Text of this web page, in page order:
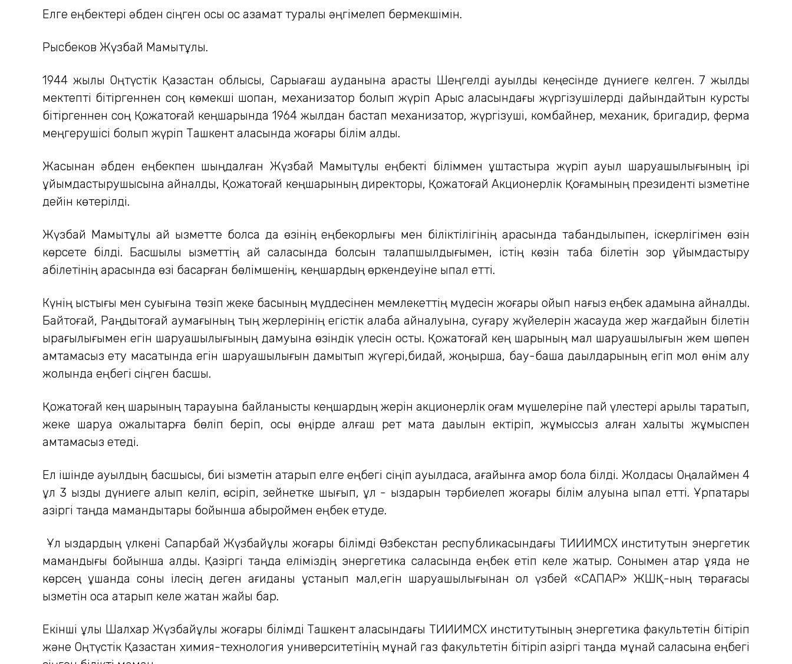
Елге еңбектері әбден сіңген осы қос азамат туралы әңгімелеп бермекшімін.
Рысбеков Жүзбай Мамытұлы.
1944 жылы Оңтүстік Қазақстан облысы, Сарыағаш ауданына қарасты Шеңгелді ауылдық кеңесінде дүниеге келген. 7 жылдық
мектепті бітіргеннен соң көмекші шопан, механизатор болып жүріп Арыс қаласындағы жүргізушілерді дайындайтын курсты
бітіргеннен соң Қожатоғай кеңшарында 1964 жылдан бастап механизатор, жүргізуші, комбайнер, механик, бригадир, ферма
меңгерушісі болып жүріп Ташкент қаласында жоғары білім алды.
Жасынан әбден еңбекпен шыңдалған Жүзбай Мамытұлы еңбекті біліммен ұштастыра жүріп ауыл шаруашылығының ірі
ұйымдастырушысына айналды, Қожатоғай кеңшарының директоры, Қожатоғай Акционерлік Қоғамының президенті қызметіне
дейін көтерілді.
Жүзбай Мамытұлы қай қызметте болса да өзінің еңбекқорлығы мен біліктілігінің арқасында табандылықпен, іскерлігімен өзін
көрсете білді. Басшылық қызметтің қай саласында болсын талапшылдығымен, істің көзін таба білетін зор ұйымдастыру
қабілетінің арқасында өзі басқарған бөлімшенің, кеңшардың өркендеуіне ықпал етті.
Күнің ыстығы мен суығына төзіп жеке басының мүддесінен мемлекеттің мүдесін жоғары қойып нағыз еңбек адамына айналды.
Байтоғай, Раңдытоғай аумағының тың жерлерінің егістік алқабқа айналуына, суғару жүйелерін жасауда жер жағдайын білетін
қырағылығымен егін шаруашылығының дамуына өзіндік үлесін қосты. Қожатоғай кең шарының мал шаруашылығын жем шөпен
қамтамасыз ету мақсатында егін шаруашылығын дамытып жүгері,бидай, жоңыршқа, бау-бақша дақылдарының егіп мол өнім алу
жолында еңбегі сіңген басшы.
Қожатоғай кең шарының тарауына байланысты кеңшардың жерін акционерлік қоғам мүшелеріне пай үлестері арқылы таратып,
жеке шаруа қожалықтарға бөліп беріп, осы өңірде алғаш рет мақта дақылын ектіріп, жұмыссыз қалған халықты жұмыспен
қамтамасыз етеді.
Ел ішінде ауылдың басшысы, биі қызметін атқарып елге еңбегі сіңіп ауылдасқа, ағайынға қамқор бола білді. Жолдасы Оңалаймен 4
ұл 3 қызды дүниеге алып келіп, өсіріп, зейнетке шығып, ұл - қыздарын тәрбиелеп жоғары білім алуына ықпал етті. Ұрпақтары
қазіргі таңда мамандықтары бойынша абыроймен еңбек етуде.
Ұл қыздардың үлкені Сапарбай Жүзбайұлы жоғары білімді Өзбекстан республикасындағы ТИИИМСХ институтын энергетик
мамандығы бойынша алды. Қазіргі таңда еліміздің энергетика саласында еңбек етіп келе жатыр. Сонымен қатар ұяда не
көрсең ұшқанда соны ілесің деген қағиданы ұстанып мал,егін шаруашылығынан қол үзбей «САПАР» ЖШҚ-ның төрағасы
қызметін қоса атқарып келе жатқан жайы бар.
Екінші ұлы Шалхар Жүзбайұлы жоғары білімді Ташкент қаласындағы ТИИИМСХ институтының энергетика факультетін бітіріп
және Оңтүстік Қазақстан химия-технология университетінің мұнай газ факультетін бітіріп қазіргі таңда мұнай саласына еңбегі